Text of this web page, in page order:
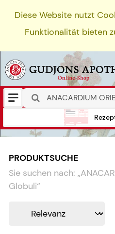
Diese Website nutzt
Funktionalität bieten
PRODUKTSUCHE
Sie suchen nach: „
Globuli“